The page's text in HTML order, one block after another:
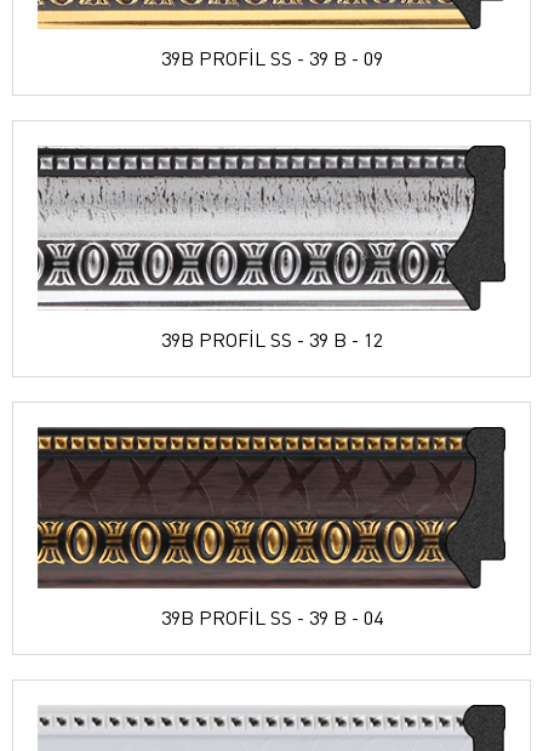
39B PROFİL SS - 39 B - 09
39B PROFİL SS - 39 B - 12
39B PROFİL SS - 39 B - 04